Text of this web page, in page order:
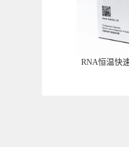
RNA恒温快